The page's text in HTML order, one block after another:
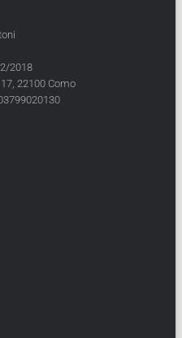
2018
22100 Como